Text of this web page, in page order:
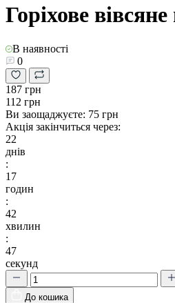
Горіхове
В наявності
0
187 грн
112 грн
Ви заощаджуєте: 75 грн
Акція закінчиться через:
22
днів
:
17
годин
:
42
хвилин
:
46
секунд
До кошика